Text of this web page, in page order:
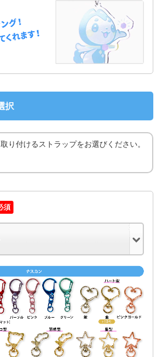
択
り付けるストラップをお選びください。
須